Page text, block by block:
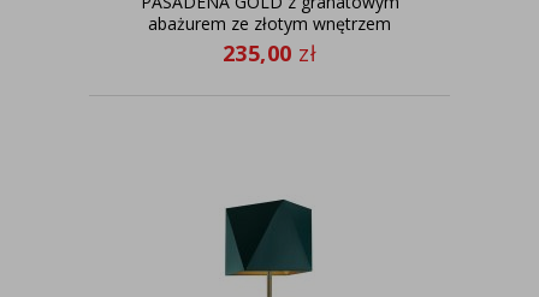
abażurem ze złotym wnętrzem
235,00 zł